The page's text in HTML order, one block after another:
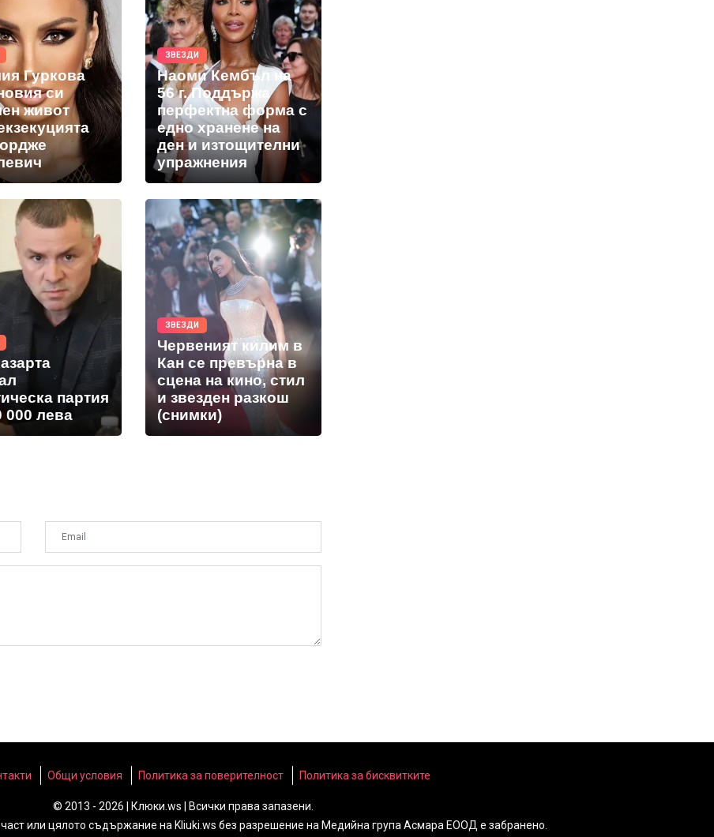
Гуркова
си
живот
ЗВЕЗДИ
Наоми Кембъл на
56 г. Поддържа
перфектна форма с
едно хранене на
ден и изтощителни
упражнения
партия
000 лева
ЗВЕЗДИ
Червеният килим в
Кан се превърна в
сцена на кино, стил
и звезден разкош
(снимки)
Общи условия Политика за поверителност Политика за бисквитките
© 2013 - 2026 | Клюки.ws | Всички права запазени.
част или цялото съдържание на Kliuki.ws без разрешение на Медийна група Асмара ЕООД е забранено.